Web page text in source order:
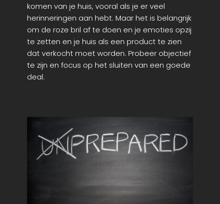
komen van je huis, vooral als je er veel
herinneringen aan hebt. Maar het is belangrijk
om de roze bril af te doen en je emoties opzij
te zetten en je huis als een product te zien
dat verkocht moet worden. Probeer objectief
te zijn en focus op het sluiten van een goede
deal.